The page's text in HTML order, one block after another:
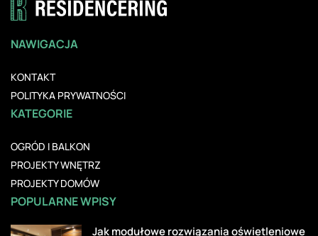
NAWIGACJA
KONTAKT
POLITYKA PRYWATNOŚCI
KATEGORIE
OGRÓD I BALKON
PROJEKTY WNĘTRZ
PROJEKTY DOMÓW
POPULARNE WPISY
Jak modułowe rozwiązania oświetleniowe